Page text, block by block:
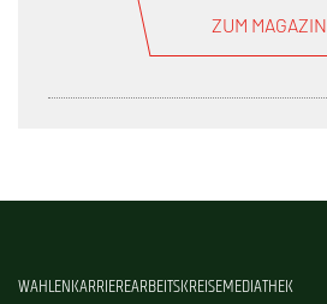
ZUM MAGAZIN
WAHLENKARRIEREARBEITSKREISEMEDIATHEK